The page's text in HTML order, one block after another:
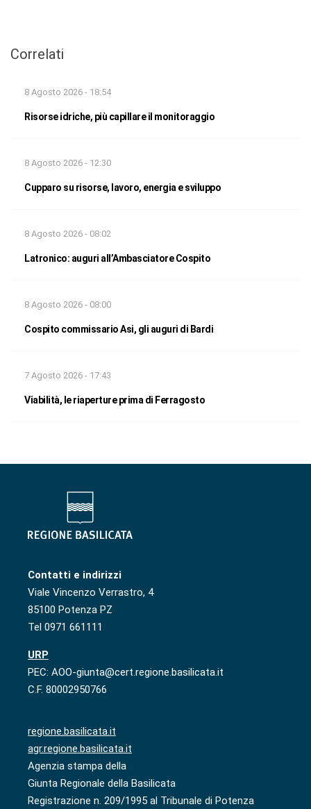
Correlati
8 Agosto 2026 - 18:54
Risorse idriche, più capillare il monitoraggio
8 Agosto 2026 - 12:30
Cupparo su risorse, lavoro, energia e sviluppo
8 Agosto 2026 - 08:02
Latronico: auguri all’Ambasciatore Cospito
8 Agosto 2026 - 08:00
Cospito commissario Asi, gli auguri di Bardi
7 Agosto 2026 - 17:43
Viabilità, le riaperture prima di Ferragosto
Contatti e indirizzi
Viale Vincenzo Verrastro, 4
85100 Potenza PZ
Tel 0971 661111
URP
PEC: AOO-giunta@cert.regione.basilicata.it
C.F. 80002950766
regione.basilicata.it
agr.regione.basilicata.it
Agenzia stampa della
Giunta Regionale della Basilicata
Registrazione n. 209/1995 al Tribunale di Potenza